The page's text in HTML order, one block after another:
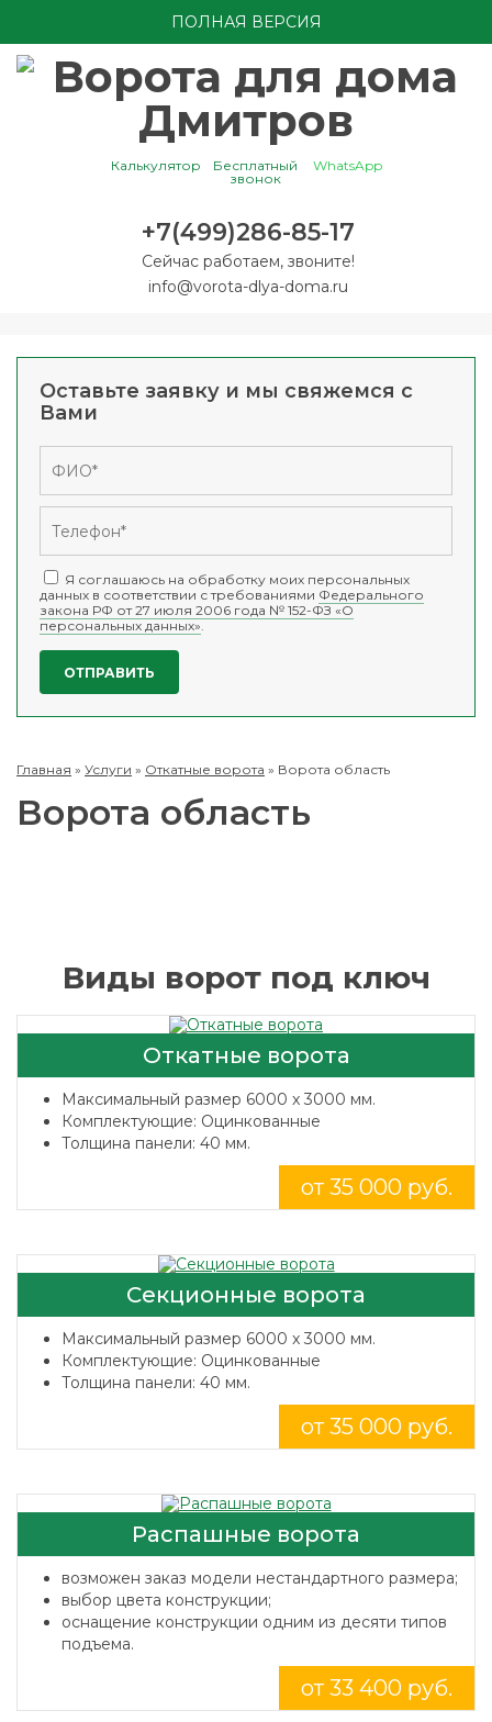
ПОЛНАЯ ВЕРСИЯ
Калькулятор
Бесплатный
звонок
WhatsApp
+7(499)286-85-17
Сейчас работаем, звоните!
info@vorota-dlya-doma.ru
Оставьте заявку и мы свяжемся с
Вами
Я соглашаюсь на обработку моих персональных
данных в соответствии с требованиями Федерального
закона РФ от 27 июля 2006 года № 152-ФЗ «О
персональных данных».
Главная » Услуги » Откатные ворота » Ворота область
Ворота область
Виды ворот под ключ
Откатные ворота
Максимальный размер 6000 x 3000 мм.
Комплектующие: Оцинкованные
Толщина панели: 40 мм.
от 35 000 руб.
Секционные ворота
Максимальный размер 6000 x 3000 мм.
Комплектующие: Оцинкованные
Толщина панели: 40 мм.
от 35 000 руб.
Распашные ворота
возможен заказ модели нестандартного размера;
выбор цвета конструкции;
оснащение конструкции одним из десяти типов
подъема.
от 33 400 руб.